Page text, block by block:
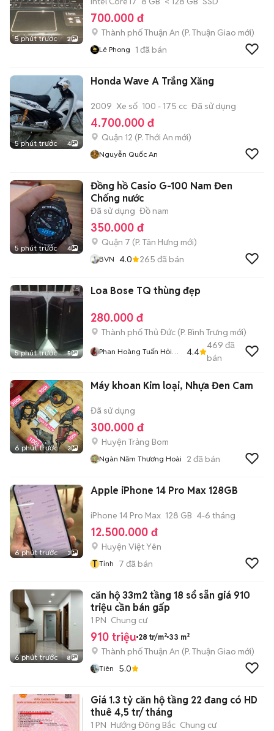
5 phút trước 2
700.000 đ
Thành phố Thuận An (P. Thuận Giao mới)
Lê Phong 1 đã bán
5 phút trước 4
Honda Wave A Trắng Xăng
2009 Xe số 100 - 175 cc Đã sử dụng
4.700.000 đ
Quận 12 (P. Thới An mới)
Nguyễn Quốc An
5 phút trước 4
Đồng hồ Casio G-100 Nam Đen
Chống nước
Đã sử dụng Đồ nam
350.000 đ
Quận 7 (P. Tân Hưng mới)
BVN 4.0 265 đã bán
5 phút trước 5
Loa Bose TQ thùng đẹp
280.000 đ
Thành phố Thủ Đức (P. Bình Trưng mới)
Phan Hoàng Tuấn Hỏi
4.4
469 đã
bán
6 phút trước 3
Máy khoan Kim loại, Nhựa Đen Cam
Đã sử dụng
300.000 đ
Huyện Trảng Bom
Ngàn Năm Thương Hoài 2 đã bán
6 phút trước 3
Apple iPhone 14 Pro Max 128GB
iPhone 14 Pro Max 128 GB 4-6 tháng
12.500.000 đ
Huyện Việt Yên
T Tỉnh 7 đã bán
6 phút trước 8
căn hộ 33m2 tầng 18 sổ sẵn giá 910
triệu cần bán gấp
1 PN Chung cư
910 triệu 28 tr/m² 33 m²
Thành phố Thuận An (P. Thuận Giao mới)
Tiên 5.0
Giá 1.3 tỷ căn hộ tầng 22 đang có HD
thuê 4,5 tr/ tháng
1 PN Hướng Đông Bắc Chung cư